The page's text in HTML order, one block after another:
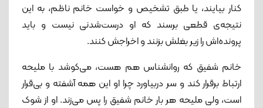
کنار بیایند، یا طبق تشخیص و خواست خانم ناظم، به این
نتیجه‌ی قطعی برسند که او درست‌شدنی نیست و باید
پرونده‌اش را زیر بغلش بزنند و اخراجش کنند.
خانم شفیق که روانشناس هم هست، می‌کوشد با ملیحه
ارتباط برقرار کند و سر دربیاورد چرا او این‌ همه آشفته و بی‌قرار
است، ولی ملیحه هر بار خانم شفیق را پس می‌زند. او از شوک